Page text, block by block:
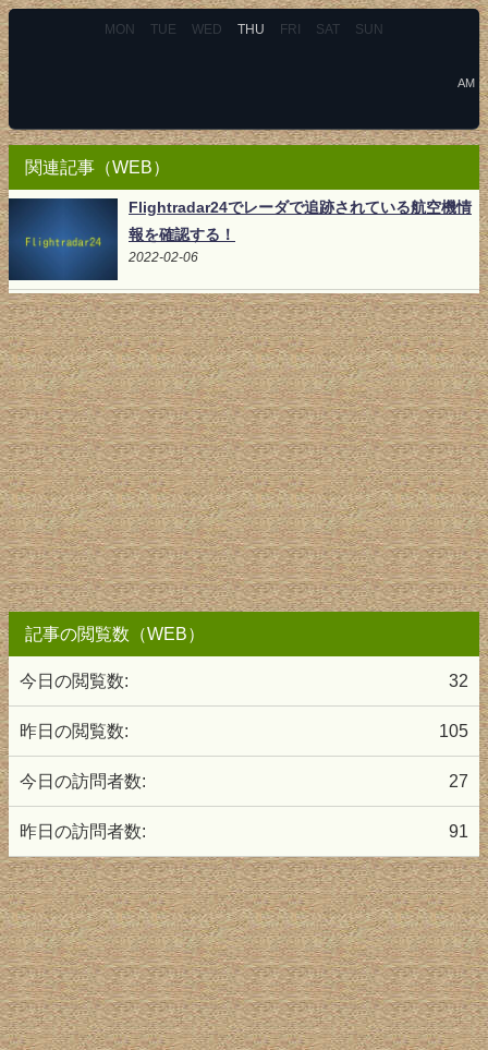
MON TUE WED THU FRI SAT SUN
AM
関連記事（WEB）
Flightradar24でレーダで追跡されている航空機情
報を確認する！
2022-02-06
記事の閲覧数（WEB）
32
今日の閲覧数:
105
昨日の閲覧数:
27
今日の訪問者数:
91
昨日の訪問者数: